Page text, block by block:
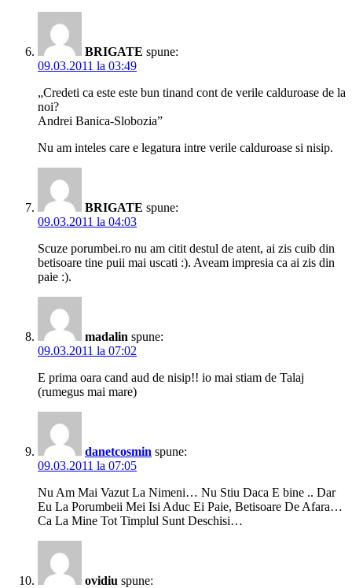
BRIGATE spune:
09.03.2011 la 03:49
„Credeti ca este este bun tinand cont de verile calduroase de la
noi?
Andrei Banica-Slobozia”
Nu am inteles care e legatura intre verile calduroase si nisip.
BRIGATE spune:
09.03.2011 la 04:03
Scuze porumbei.ro nu am citit destul de atent, ai zis cuib din
betisoare tine puii mai uscati :). Aveam impresia ca ai zis din
paie :).
madalin spune:
09.03.2011 la 07:02
E prima oara cand aud de nisip!! io mai stiam de Talaj
(rumegus mai mare)
danetcosmin spune:
09.03.2011 la 07:05
Nu Am Mai Vazut La Nimeni… Nu Stiu Daca E bine .. Dar
Eu La Porumbeii Mei Isi Aduc Ei Paie, Betisoare De Afara…
Ca La Mine Tot Timplul Sunt Deschisi…
ovidiu spune: